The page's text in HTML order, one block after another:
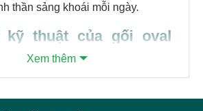
thần sảng khoái mỗi ngày.
kỹ thuật của gối oval
nhiên Đồng Phú
Xem thêm